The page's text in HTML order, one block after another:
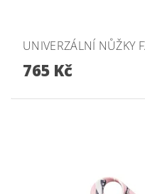
UNIVERZÁLNÍ NŮŽKY
765 Kč